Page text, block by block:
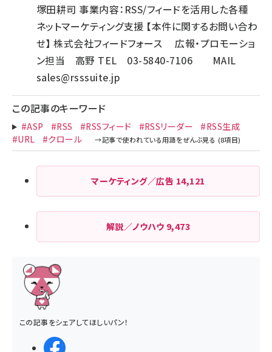
塚田耕司 事業内容：RSS/フィードを活用した各種
ネットマーケティング支援 【本件に関するお問い合わ
せ】 株式会社フィードフォース 広報・プロモーショ
ン担当 高野 TEL 03-5840-7106 MAIL
sales@rsssuite.jp
この記事のキーワード
#ASP #RSS #RSSフィード #RSSリーダー
#RSS生成
#URL
#クロール
マーケティング／広告 14,121
解説／ノウハウ 9,473
この記事をシェアしてほしいパン！